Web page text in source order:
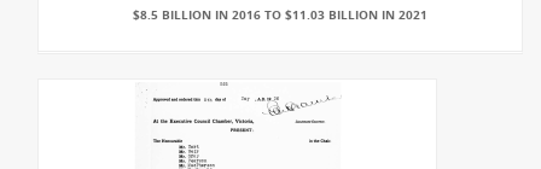
$8.5 BILLION IN 2016 TO $11.03 BILLION IN 2021